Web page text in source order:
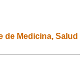
de Medicina, Salud